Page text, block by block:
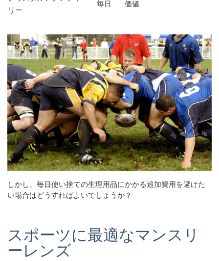
リー
毎日 価値
しかし、毎日使い捨ての生理用品にかかる追加費用を避けた
い場合はどうすればよいでしょうか？
スポーツに最適なマンスリ
ーレンズ